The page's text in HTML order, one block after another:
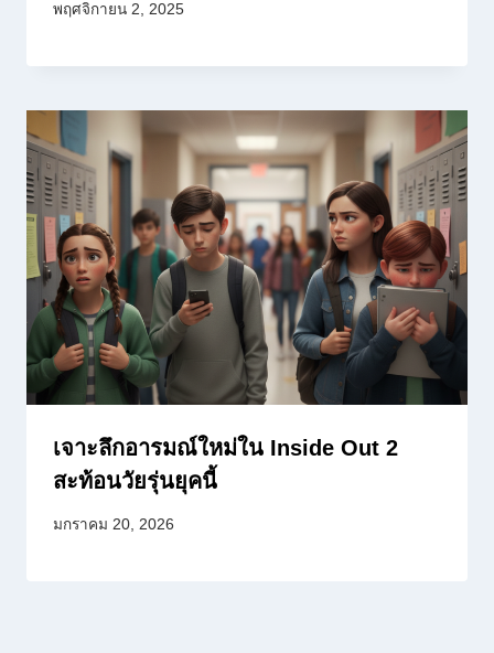
พฤศจิกายน 2, 2025
เจาะลึกอารมณ์ใหม่ใน Inside Out 2
สะท้อนวัยรุ่นยุคนี้
มกราคม 20, 2026